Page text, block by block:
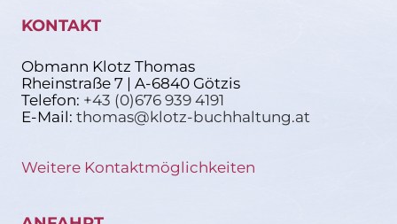
KONTAKT
Obmann Klotz Thomas
Rheinstraße 7 | A-6840 Götzis
Telefon: +43 (0)676 939 4191
E-Mail: thomas@klotz-buchhaltung.at
Weitere Kontaktmöglichkeiten